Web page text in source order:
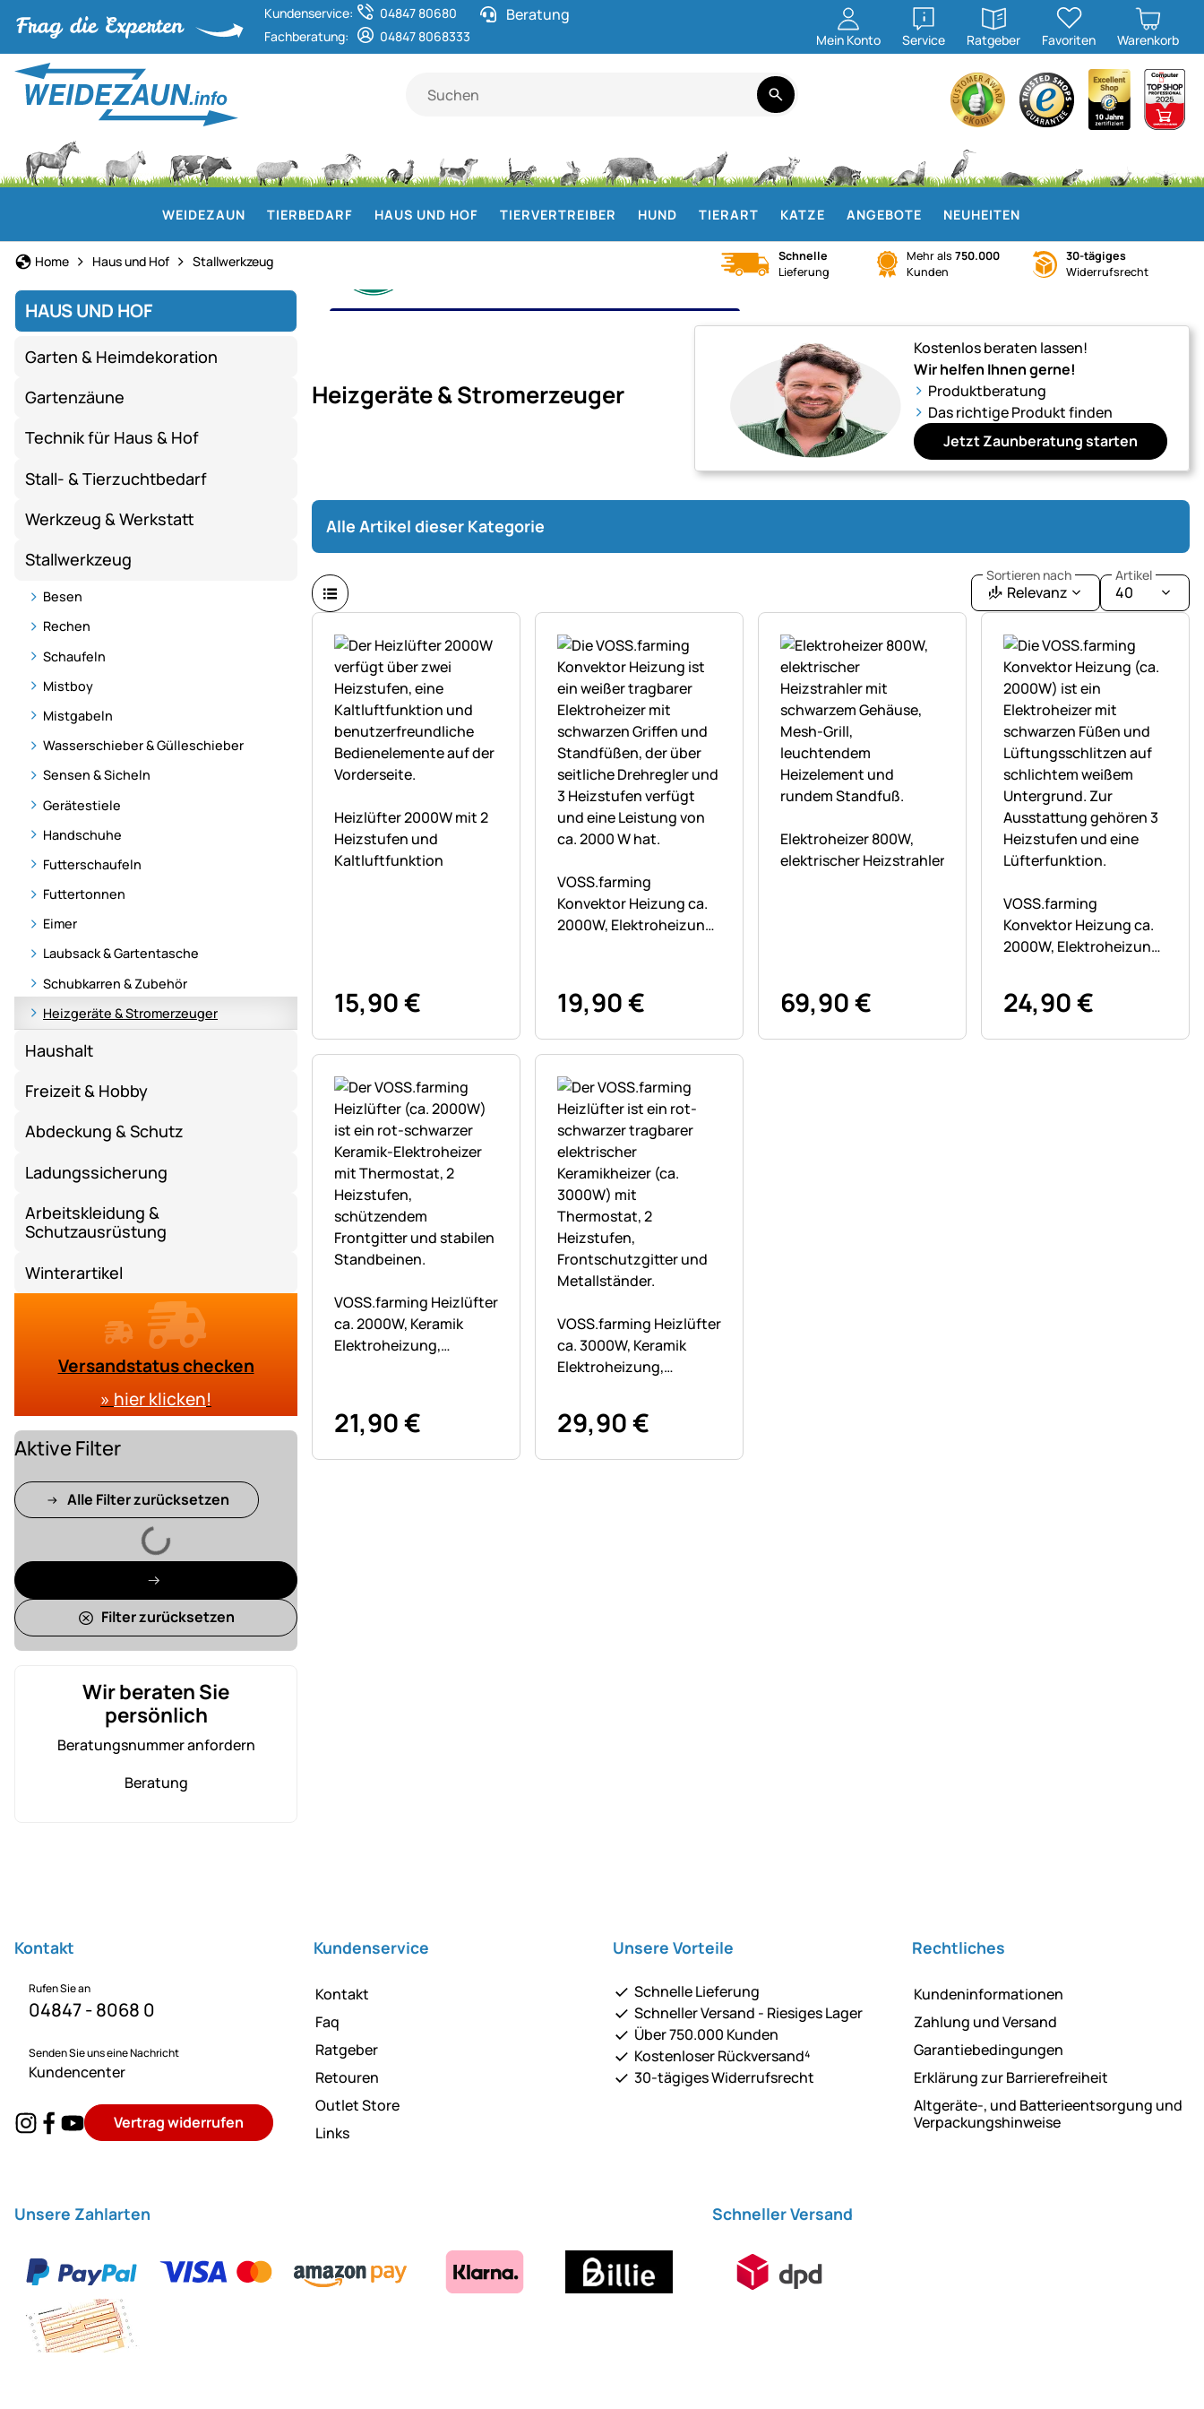
Kundenservice:
04847 80680
Fachberatung:
04847 8068333
Beratung
Mein Konto Service
öffnen
Ratgeber
öffnen
Favoriten Warenkorb
WEIDEZAUN TIERBEDARF HAUS UND HOF TIERVERTREIBER HUND TIERART KATZE ANGEBOTE NEUHEITEN
Home Haus und Hof Stallwerkzeug
Schnelle
Lieferung
Mehr als 750.000
Kunden
30-tägiges
Widerrufsrecht
HAUS UND HOF
Garten & Heimdekoration
Gartenzäune
Technik für Haus & Hof
Stall- & Tierzuchtbedarf
Werkzeug & Werkstatt
Stallwerkzeug
Besen
Rechen
Schaufeln
Mistboy
Mistgabeln
Wasserschieber & Gülleschieber
Sensen & Sicheln
Gerätestiele
Handschuhe
Futterschaufeln
Futtertonnen
Eimer
Laubsack & Gartentasche
Schubkarren & Zubehör
Heizgeräte & Stromerzeuger
Haushalt
Freizeit & Hobby
Abdeckung & Schutz
Ladungssicherung
Arbeitskleidung &
Schutzausrüstung
Winterartikel
Versandstatus checken
» hier klicken!
Lädt
Aktive Filter
Alle Filter zurücksetzen
Filter zurücksetzen
Wir beraten Sie
persönlich
Beratungsnummer anfordern
Beratung
HEIZGERÄTE & STROMERZEUGER
Heizgeräte & Stromerzeuger
Kostenlos beraten lassen!
Wir helfen Ihnen gerne!
Produktberatung
Das richtige Produkt finden
Jetzt Zaunberatung starten
Alle Artikel dieser Kategorie
Sortieren nach
Relevanz
Artikel
40
Noch keine Bewertungen abgegeben
Heizlüfter 2000W mit 2
Heizstufen und
Kaltluftfunktion
15,90€
Noch keine Bewertungen abgegeben
VOSS.farming
Konvektor Heizung ca.
2000W, Elektroheizung,
19,90€
Noch keine Bewertungen abgegeben
Elektroheizer 800W,
elektrischer Heizstrahler
69,90€
VOSS.farming
Konvektor Heizung ca.
2000W, Elektroheizung,
Lüfterfunktion
24,90€
Noch keine Bewertungen abgegeben
VOSS.farming Heizlüfter
ca. 2000W, Keramik
Elektroheizung,
21,90€
VOSS.farming Heizlüfter
ca. 3000W, Keramik
Elektroheizung,
Heizstufen
29,90€
Kontakt
Rufen Sie an
04847 - 8068 0
Senden Sie uns eine Nachricht
Kundencenter
Vertrag widerrufen
Kundenservice
Kontakt
Faq
Ratgeber
Retouren
Outlet Store
Links
Unsere Vorteile
Schnelle Lieferung
Schneller Versand - Riesiges Lager
Über 750.000 Kunden
Kostenloser Rückversand⁴
30-tägiges Widerrufsrecht
Rechtliches
Kundeninformationen
Zahlung und Versand
Garantiebedingungen
Erklärung zur Barrierefreiheit
Altgeräte-, und Batterieentsorgung und
Verpackungshinweise
Unsere Zahlarten Schneller Versand